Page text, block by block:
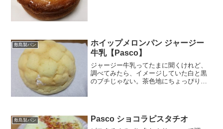
敷島製パン
ホイップメロンパン ジャージー
牛乳【Pasco】
ジャージー牛乳ってたまに聞くけれど、
調べてみたら、イメージしていた白と黒
のブチじゃない。茶色地にちょっぴり白
敷島製パン Pasco ショコラピスタチオ